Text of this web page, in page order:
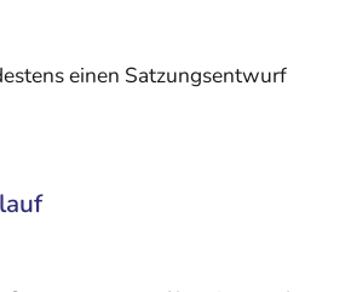
einen Satzungsentwurf